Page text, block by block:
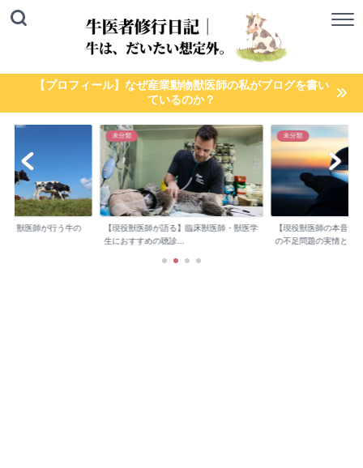
【プロフィール】なぜ産業動物獣医師の私がブログを書い
ているのか？
】獣医師が行う牛の
未分類
【現役獣医師が語る】臨床獣医師・獣医学
生におすすめの聴診...
未分類
【現役獣医師の本音】
の不足問題の実情と...